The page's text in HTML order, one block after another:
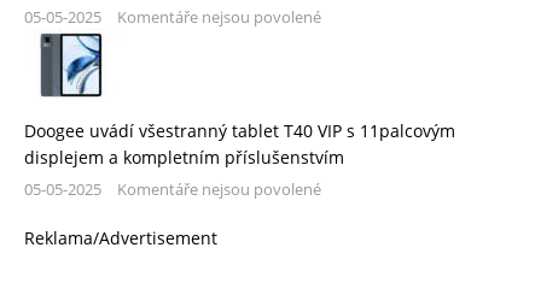
05-05-2025 Komentáře nejsou povolené
Doogee uvádí všestranný tablet T40 VIP s 11palcovým
displejem a kompletním příslušenstvím
05-05-2025 Komentáře nejsou povolené
Reklama/Advertisement